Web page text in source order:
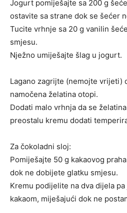
Jogurt pomiješajte sa 200 g
ostavite sa strane dok se šećer
Tucite vrhnje sa 20 g vanilin
smjesu.
Nježno umiješajte šlag u jogurt.
Lagano zagrijte (nemojte vrijeti)
namočena želatina otopi.
Dodati malo vrhnja da se
preostalu kremu dodati
Za čokoladni sloj:
Pomiješajte 50 g kakaovog
dok ne dobijete glatku smjesu.
Kremu podijelite na dva dijela
kakaom, miješajući dok ne